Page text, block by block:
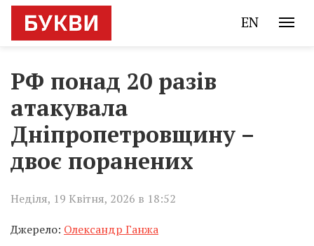
EN
РФ понад 20 разів
атакувала
Дніпропетровщину –
двоє поранених
Неділя, 19 Квітня, 2026 в 18:52
Джерело: Олександр Ганжа